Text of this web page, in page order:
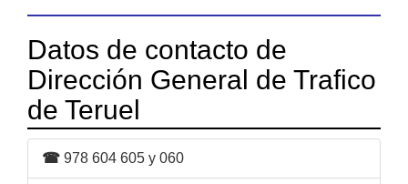
Datos de contacto de
Dirección General de Trafico
de Teruel
☎ 978 604 605 y 060